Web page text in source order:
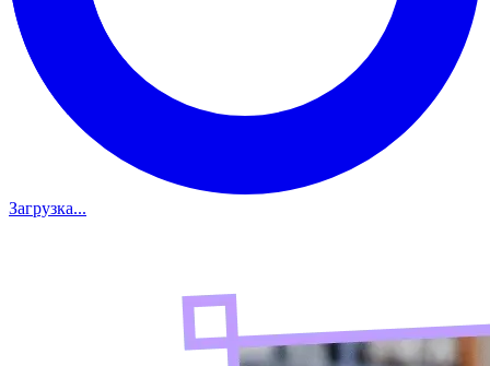
Загрузка...